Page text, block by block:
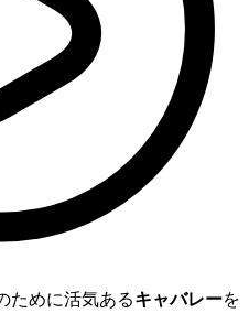
ために活気あるキャバレーを